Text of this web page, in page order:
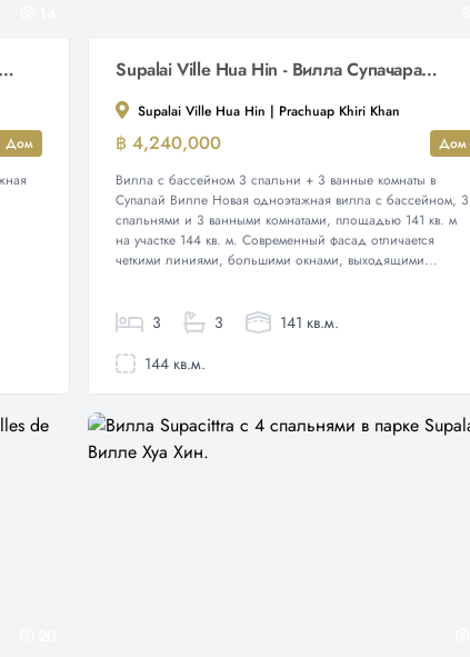
Супарада – вилла с 4 спальнями
Дом
Supalai Ville Hua Hin - Вилла Супачаран – Вилла с бассейном и 3 спальнями
Supalai Ville Hua Hin | Prachuap Khiri Khan
฿ 4,240,000
Дом
Вилла с бассейном 3 спальни + 3 ванные комнаты в
Супалай Вилле Новая одноэтажная вилла с бассейном, 3
спальнями и 3 ванными комнатами, площадью 141 кв. м
на участке 144 кв. м. Современный фасад отличается
четкими линиями, большими окнами, выходящими...
3 3
141 кв.м.
144 кв.м.